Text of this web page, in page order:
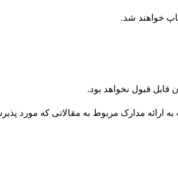
خواهند شد.
قبول نخواهد بود.
مدارک مربوط به مقالاتی که مورد